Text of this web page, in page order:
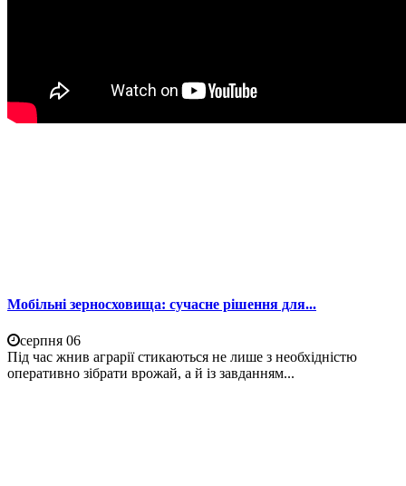
Мобільні зерносховища: сучасне рішення для...
серпня 06
Під час жнив аграрії стикаються не лише з необхідністю
оперативно зібрати врожай, а й із завданням...